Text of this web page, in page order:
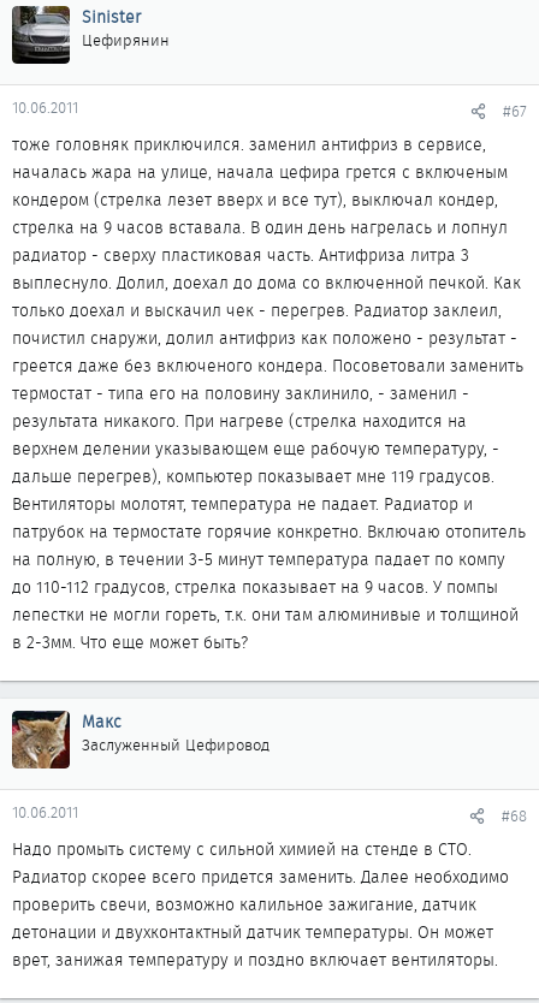
Sinister
Цефирянин
10.06.2011 #67
тоже головняк приключился. заменил антифриз в сервисе,
началась жара на улице, начала цефира грется с включеным
кондером (стрелка лезет вверх и все тут), выключал кондер,
стрелка на 9 часов вставала. В один день нагрелась и лопнул
радиатор - сверху пластиковая часть. Антифриза литра 3
выплеснуло. Долил, доехал до дома со включенной печкой. Как
только доехал и выскачил чек - перегрев. Радиатор заклеил,
почистил снаружи, долил антифриз как положено - результат -
греется даже без включеного кондера. Посоветовали заменить
термостат - типа его на половину заклинило, - заменил -
результата никакого. При нагреве (стрелка находится на
верхнем делении указывающем еще рабочую температуру, -
дальше перегрев), компьютер показывает мне 119 градусов.
Вентиляторы молотят, температура не падает. Радиатор и
патрубок на термостате горячие конкретно. Включаю отопитель
на полную, в течении 3-5 минут температура падает по компу
до 110-112 градусов, стрелка показывает на 9 часов. У помпы
лепестки не могли гореть, т.к. они там алюминивые и толщиной
в 2-3мм. Что еще может быть?
Макс
Заслуженный Цефировод
10.06.2011 #68
Надо промыть систему с сильной химией на стенде в СТО.
Радиатор скорее всего придется заменить. Далее необходимо
проверить свечи, возможно калильное зажигание, датчик
детонации и двухконтактный датчик температуры. Он может
врет, занижая температуру и поздно включает вентиляторы.